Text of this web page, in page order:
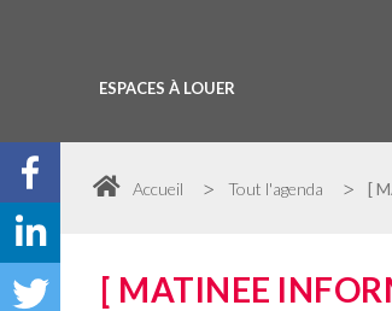
ESPACES À LOUER
Accueil > Tout l'agenda > [
[ MATINEE